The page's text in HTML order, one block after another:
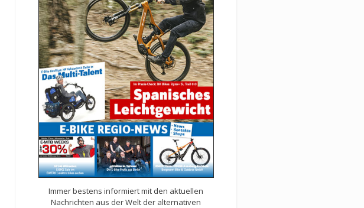
Immer bestens informiert mit den aktuellen
Nachrichten aus der Welt der alternativen